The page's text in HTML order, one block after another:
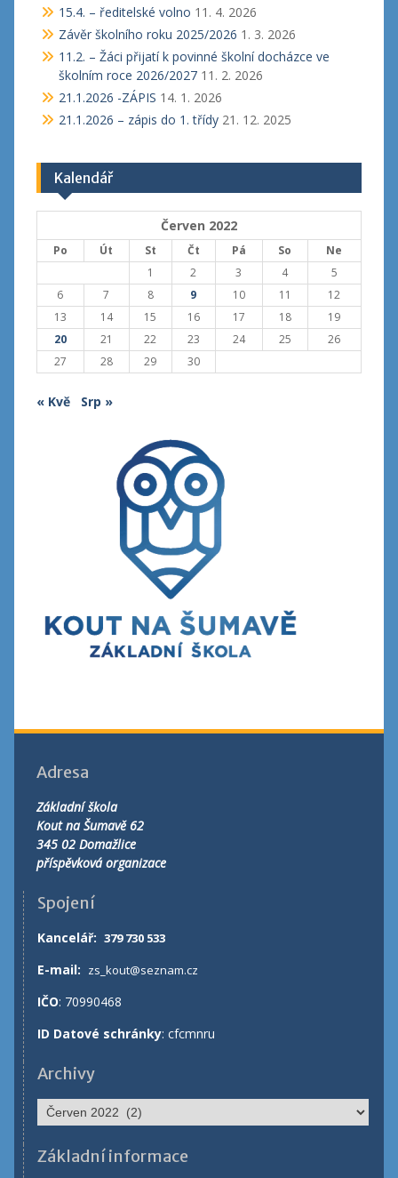
15.4. – ředitelské volno 11. 4. 2026
Závěr školního roku 2025/2026 1. 3. 2026
11.2. – Žáci přijatí k povinné školní docházce ve
školním roce 2026/2027 11. 2. 2026
21.1.2026 -ZÁPIS 14. 1. 2026
21.1.2026 – zápis do 1. třídy 21. 12. 2025
Kalendář
Červen 2022
Po Út St Čt Pá So
Ne
1
2 3 4
5
6
7 8 9 10 11
12
13
14 15 16 17 18
19
20
21 22 23 24 25
26
27
28 29 30
« Kvě Srp »
Adresa
Základní škola
Kout na Šumavě 62
345 02 Domažlice
příspěvková organizace
Spojení
Kancelář: 379 730 533
E-mail: zs_kout@seznam.cz
IČO: 70990468
ID Datové schránky: cfcmnru
Archivy
Archivy
Základní informace